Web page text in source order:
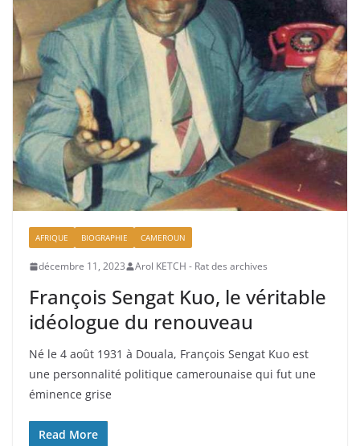
AFRIQUE BIOGRAPHIE CAMEROUN
décembre 11, 2023 Arol KETCH - Rat des archives
François Sengat Kuo, le véritable
idéologue du renouveau
Né le 4 août 1931 à Douala, François Sengat Kuo est
une personnalité politique camerounaise qui fut une
éminence grise
Read More